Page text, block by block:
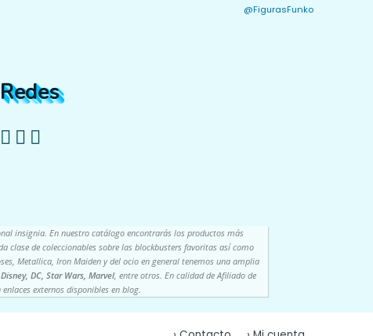
@FigurasFunko
Redes
insignia. En nuestro catálogo encontrarás los productos más
clase de coleccionables sobre las blockbusters favoritas así como
Metallica, Iron Maiden y del ocio en general tenemos una amplia
Disney, DC, Star Wars, Marvel, entre otros. En calidad de Afiliado de
externos disponibles en blog.